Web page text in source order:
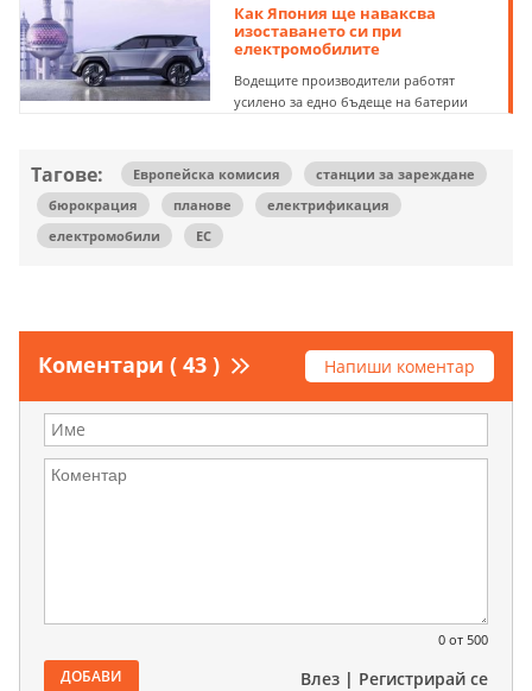
Как Япония ще наваксва
изоставането си при
електромобилите
Водещите производители работят
усилено за едно бъдеще на батерии
Тагове: Европейска комисия
станции за зареждане
бюрокрация
планове
електрификация
електромобили
ЕС
Коментари ( 43 ) Напиши коментар
0 от 500
ДОБАВИ Влез | Регистрирай се